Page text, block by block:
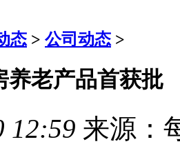
态 > 公司动态 >
养老产品首获批
12:59 来源：